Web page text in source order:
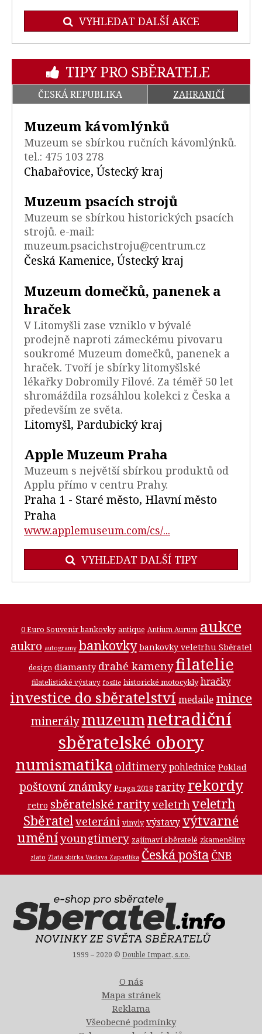
VYHLEDAT DALŠÍ AKCE
TIPY PRO SBĚRATELE
ČESKÁ REPUBLIKA ZAHRANIČÍ
Muzeum kávomlýnků
Muzeum se sbírkou ručních kávomlýnků.
tel.: 475 103 278
Chabařovice, Ústecký kraj
Muzeum psacích strojů
Muzeum se sbírkou historických psacích
strojů. e-mail:
muzeum.psacichstroju@centrum.cz
Česká Kamenice, Ústecký kraj
Muzeum domečků, panenek a
hraček
V Litomyšli zase vzniklo v bývalé
prodejně naproti zámeckému pivovaru
soukromé Muzeum domečků, panenek a
hraček. Tvoří je sbírky litomyšlské
lékařky Dobromily Filové. Za téměř 50 let
shromáždila rozsáhlou kolekci z Česka a
především ze světa.
Litomyšl, Pardubický kraj
Apple Muzeum Praha
Muzeum s největší sbírkou produktů od
Applu přímo v centru Prahy.
Praha 1 - Staré město, Hlavní město
Praha
www.applemuseum.com/cs/...
VYHLEDAT DALŠÍ TIPY
0 Euro Souvenir bankovky antique Antium Aurum aukce
aukro autogramy bankovky bankovky veletrhu Sběratel
design diamanty drahé kamenyfilatelie
filatelistické výstavy fosilie historické motocykly hračky
investice do sběratelství medaile mince
minerálymuzeumnetradiční
sběratelské obory
numismatika oldtimery pohlednice Poklad
poštovní známky Praga 2018 rarity rekordy
retro sběratelské rarityveletrhveletrh
Sběratelveteráni vinyly výstavyvýtvarné
uměníyoungtimery zajímaví sběratelé zkameněliny
zlato Zlatá sbírka Václava Zapadlíka Česká pošta ČNB
1999 – 2020 © Double Impact, s.r.o.
O nás
Mapa stránek
Reklama
Všeobecné podmínky